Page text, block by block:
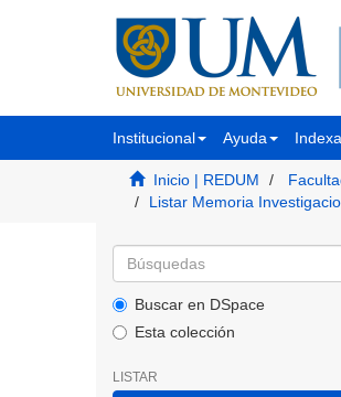
Institucional Ayuda
Inicio | REDUM
Listar Memoria
Buscar en DSpace
Esta colección
LISTAR